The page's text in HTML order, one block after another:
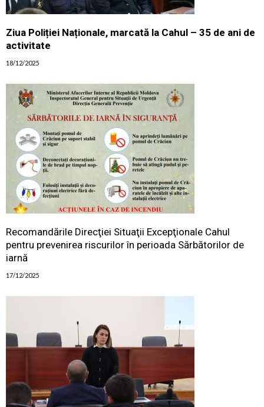
Ziua Poliției Naționale, marcată la Cahul – 35 de ani de
activitate
18/12/2025
Recomandările Direcţiei Situaţii Excepţionale Cahul
pentru prevenirea riscurilor în perioada Sărbătorilor de
iarnă
17/12/2025